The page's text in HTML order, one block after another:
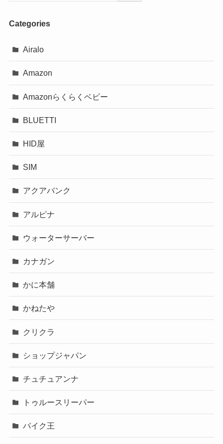
Categories
Airalo
Amazon
Amazonらくらくベビー
BLUETTI
HID屋
SIM
アクアバンク
アルピナ
ウォーターサーバー
カナガン
かに本舗
かねたや
クリクラ
ショップジャパン
チュチュアンナ
トゥルースリーパー
バイク王